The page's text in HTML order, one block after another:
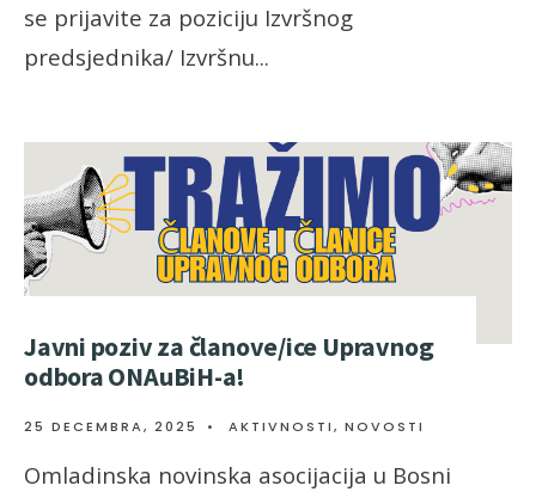
se prijavite za poziciju Izvršnog
predsjednika/ Izvršnu...
Javni poziv za članove/ice Upravnog
odbora ONAuBiH-a!
25 DECEMBRA, 2025 • AKTIVNOSTI, NOVOSTI
Omladinska novinska asocijacija u Bosni